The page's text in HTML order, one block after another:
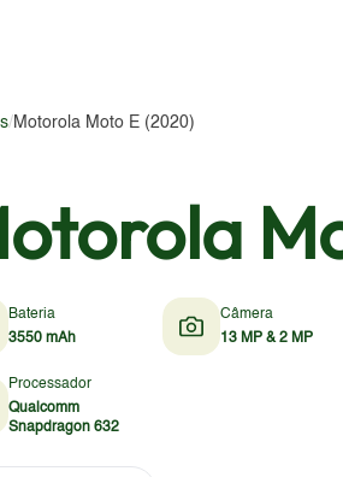
/ Motorola Moto E (2020)
Bateria
3550 mAh
Câmera
13 MP & 2 MP
Processador
Qualcomm
Snapdragon 632